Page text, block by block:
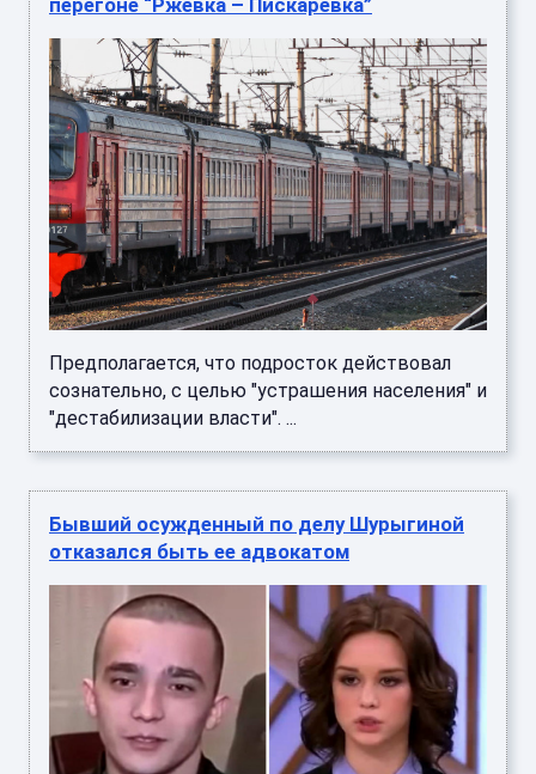
Предполагается, что подросток действовал
сознательно, с целью "устрашения населения" и
"дестабилизации власти". ...
Бывший осужденный по делу Шурыгиной
отказался быть ее адвокатом